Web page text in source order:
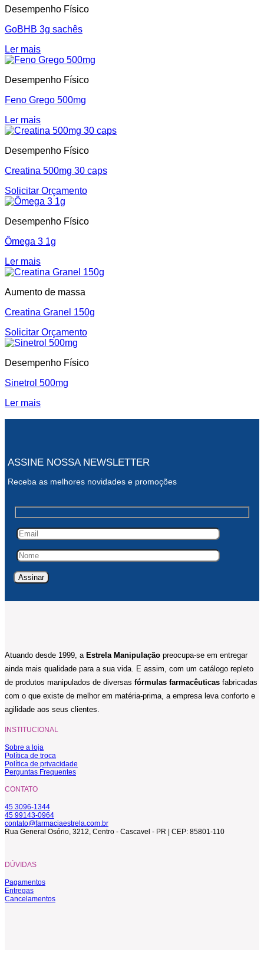
Desempenho Físico
GoBHB 3g sachês
Ler mais
Desempenho Físico
Feno Grego 500mg
Ler mais
Desempenho Físico
Creatina 500mg 30 caps
Solicitar Orçamento
Desempenho Físico
Ômega 3 1g
Ler mais
Aumento de massa
Creatina Granel 150g
Solicitar Orçamento
Desempenho Físico
Sinetrol 500mg
Ler mais
ASSINE NOSSA NEWSLETTER
Receba as melhores novidades e promoções
Atuando desde 1999, a Estrela Manipulação preocupa-se em entregar
ainda mais qualidade para a sua vida. E assim, com um catálogo repleto
de produtos manipulados de diversas fórmulas farmacêuticas fabricadas
com o que existe de melhor em matéria-prima, a empresa leva conforto e
agilidade aos seus clientes.
INSTITUCIONAL
Sobre a loja
Política de troca
Política de privacidade
Perguntas Frequentes
CONTATO
45 3096-1344
45 99143-0964
contato@farmaciaestrela.com.br
Rua General Osório, 3212, Centro - Cascavel - PR | CEP: 85801-110
DÚVIDAS
Pagamentos
Entregas
Cancelamentos